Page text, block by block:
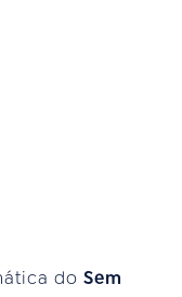
do Sem